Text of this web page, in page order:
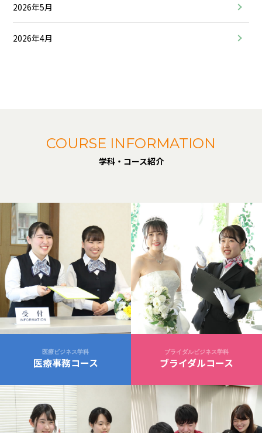
2026年5月
2026年4月
COURSE INFORMATION
学科・コース紹介
医療ビジネス学科
医療事務コース
ブライダルビジネス学科
ブライダルコース